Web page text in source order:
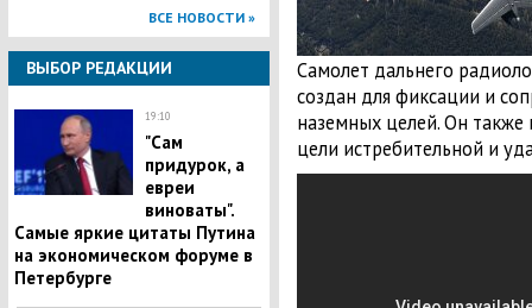
ВСЕ НОВОСТИ »
ВЫБОР РЕДАКЦИИ
19:10
"Сам
придурок, а
евреи
виноваты".
Самые яркие цитаты Путина
на экономическом форуме в
Петербурге
Самолет дальнего
создан для фиксации и
наземных целей. Он также
цели истребительной и